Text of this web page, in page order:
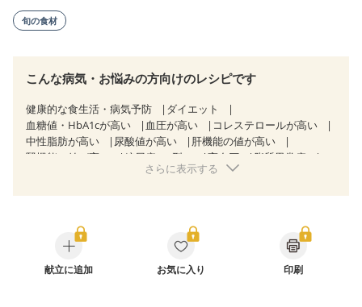
旬の食材
こんな病気・お悩みの方向けのレシピです
健康的な食生活・病気予防
ダイエット
血糖値・HbA1cが高い
血圧が高い
コレステロールが高い
中性脂肪が高い
尿酸値が高い
肝機能の値が高い
腎機能の値が高い
糖尿病（2型） 高血圧
脂質異常症
狭心症 心筋梗塞
糖尿病性腎症（第１期）
糖尿病性腎症（第２期）
糖尿病性腎症（第３期）
CKD（ステージ１）
CKD（ステージ２）
CKD（ステージ３a）
さらに表示する
献立に追加 お気に入り 印刷